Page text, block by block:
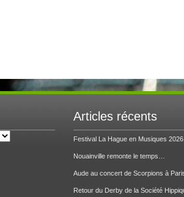
Articles récents
Festival La Hague en Musiques 2026
Nouainville remonte le temps…
Aude au concert de Scorpions à
Retour du Derby de la Société